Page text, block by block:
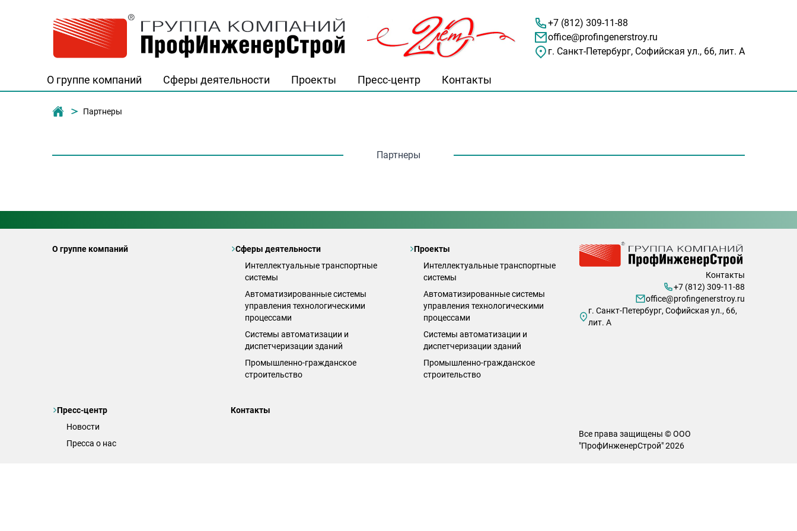
+7 (812) 309-11-88
office@profingenerstroy.ru
г. Санкт-Петербург, Софийская ул., 66, лит. А
О группе компаний Сферы деятельности Проекты Пресс-центр Контакты
Группа компаний "ПрофИнженерСтрой"
Партнеры
Партнеры
О группе компаний
Сферы деятельности
Интеллектуальные транспортные
системы
Автоматизированные системы
управления технологическими
процессами
Системы автоматизации и
диспетчеризации зданий
Промышленно-гражданское
строительство
Проекты
Интеллектуальные транспортные
системы
Автоматизированные системы
управления технологическими
процессами
Системы автоматизации и
диспетчеризации зданий
Промышленно-гражданское
строительство
Пресс-центр
Новости
Пресса о нас
Контакты
Контакты
+7 (812) 309-11-88
office@profingenerstroy.ru
г. Санкт-Петербург, Софийская ул., 66,
лит. А
Все права защищены © ООО
"ПрофИнженерСтрой" 2026